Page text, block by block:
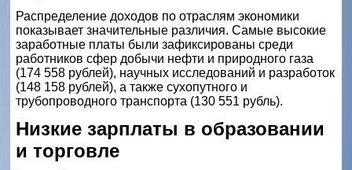
Распределение доходов по отраслям экономики
показывает значительные различия. Самые высокие
заработные платы были зафиксированы среди
работников сфер добычи нефти и природного газа
(174 558 рублей), научных исследований и разработок
(148 158 рублей), а также сухопутного и
трубопроводного транспорта (130 551 рубль).
Низкие зарплаты в образовании
и торговле